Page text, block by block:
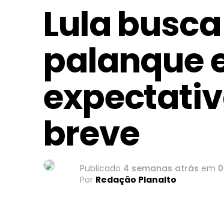
Lula
palanque
breve
Publicado 4 semanas atrás em
Por Redação Planalto